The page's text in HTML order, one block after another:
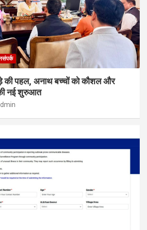
की पहल, अनाथ बच्चों को कौशल और
नई शुरुआत